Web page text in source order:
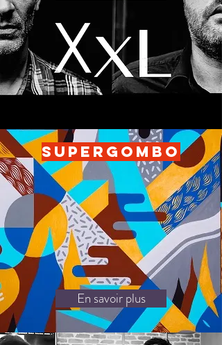
SUPERGOMBO
En savoir plus